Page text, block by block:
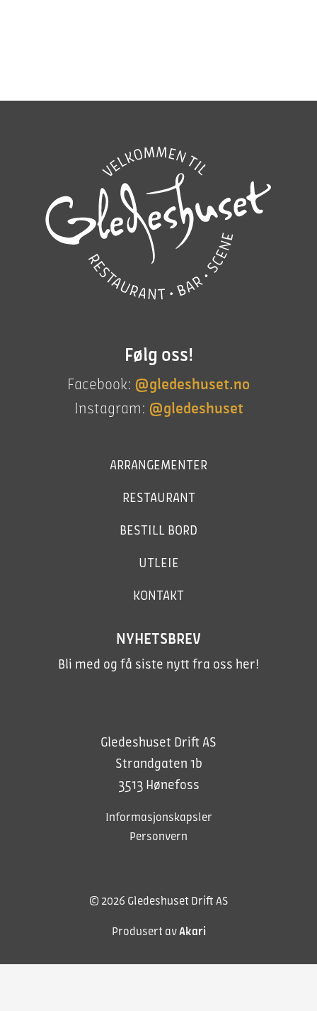
Følg oss!
Facebook: @gledeshuset.no
Instagram: @gledeshuset
ARRANGEMENTER
RESTAURANT
BESTILL BORD
UTLEIE
KONTAKT
NYHETSBREV
Bli med og få siste nytt fra oss her!
Gledeshuset Drift AS
Strandgaten 1b
3513 Hønefoss
Informasjonskapsler
Personvern
© 2026 Gledeshuset Drift AS
Produsert avAkari